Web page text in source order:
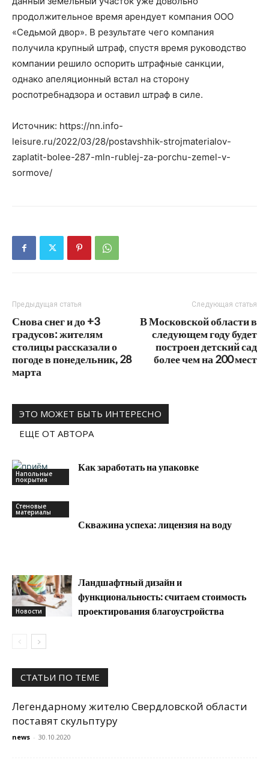
продолжительное время арендует компания ООО
«Седьмой двор». В результате чего компания
получила крупный штраф, спустя время руководство
компании решило оспорить штрафные санкции,
однако апеляционный встал на сторону
роспотребнадзора и оставил штраф в силе.
Источник: https://nn.info-
leisure.ru/2022/03/28/postavshhik-strojmaterialov-
zaplatit-bolee-287-mln-rublej-za-porchu-zemel-v-
sormove/
Предыдущая статья
Снова снег и до +3
градусов: жителям
столицы рассказали о
погоде в понедельник, 28
марта
Следующая статья
В Московской области в
следующем году будет
построен детский сад
более чем на 200 мест
ЭТО МОЖЕТ БЫТЬ ИНТЕРЕСНО
ЕЩЕ ОТ АВТОРА
Напольные
покрытия
Как заработать на упаковке
Стеновые
материалы
Скважина успеха: лицензия на воду
Новости
Ландшафтный дизайн и
функциональность: считаем стоимость
проектирования благоустройства
СТАТЬИ ПО ТЕМЕ
Легендарному жителю Свердловской области
поставят скульптуру
news - 30.10.2020